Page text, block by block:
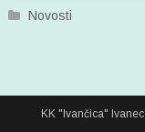
Novosti
KK "Ivančica" Ivanec